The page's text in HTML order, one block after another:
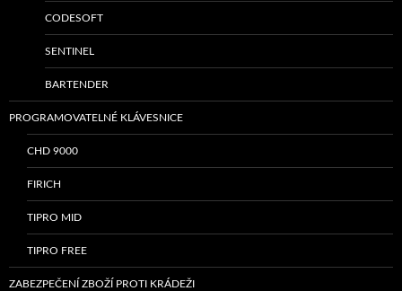
CODESOFT
SENTINEL
BARTENDER
PROGRAMOVATELNÉ KLÁVESNICE
CHD 9000
FIRICH
TIPRO MID
TIPRO FREE
ZABEZPEČENÍ ZBOŽÍ PROTI KRÁDEŽI